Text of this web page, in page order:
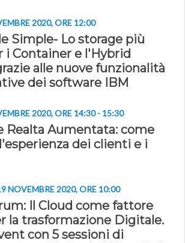
2020, ORE 12:00
Simple- Lo storage più
i Container e l'Hybrid
alle nuove funzionalità
dei software IBM
2020, ORE 14:30 - 15:30
Realta Aumentata: come
dei clienti e i
NOVEMBRE 2020, ORE 10:00
Il Cloud come fattore
la trasformazione Digitale.
con 5 sessioni di